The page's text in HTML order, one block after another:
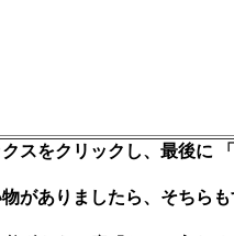
スをクリックし、最後に
がありましたら、そちら